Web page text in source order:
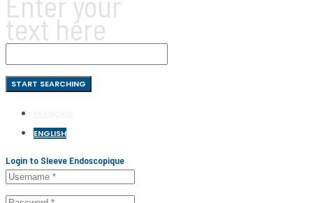
text here
ENGLISH
Login to Sleeve Endoscopique